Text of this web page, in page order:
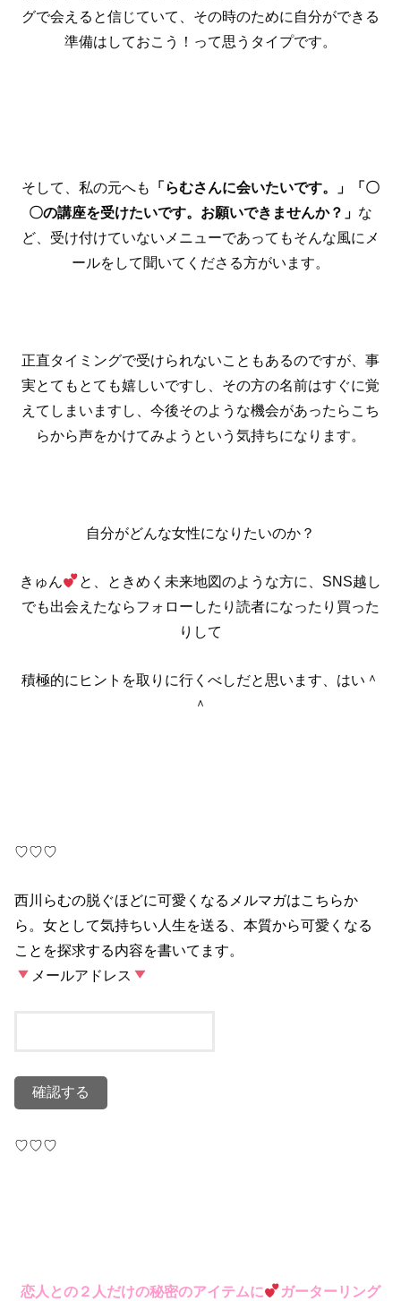
グで会えると信じていて、その時のために自分ができる
準備はしておこう！って思うタイプです。
そして、私の元へも
「らむさんに会いたいです。」「〇
〇の講座を受けたいです。お願いできませんか？」 な
ど、受け付けていないメニューであってもそんな風にメ
ールをして聞いてくださる方がいます。
正直タイミングで受けられないこともあるのですが、事
実とてもとても嬉しいですし、その方の名前はすぐに覚
えてしまいますし、今後そのような機会があったらこち
らから声をかけてみようという気持ちになります。
自分がどんな女性になりたいのか？
きゅん
と、ときめく未来地図のような方に、SNS越し
でも出会えたならフォローしたり読者になったり買った
りして
積極的にヒントを取りに行くべしだと思います、はい＾
＾
♡♡♡
西川らむの脱ぐほどに可愛くなるメルマガはこちらか
ら。女として気持ちい人生を送る、本質から可愛くなる
ことを探求する内容を書いてます。
メールアドレス
♡♡♡
恋人との２人だけの秘密のアイテムに
ガーターリング